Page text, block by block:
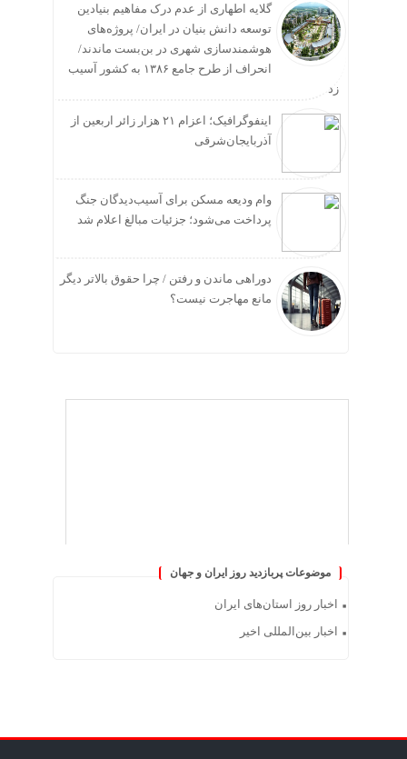
گلایه اطهاری از عدم درک مفاهیم بنیادین
توسعه دانش بنیان در ایران/ پروژه‌های
هوشمندسازی شهری در بن‌بست ماندند/
انحراف از طرح جامع ۱۳۸۶ به کشور آسیب
زد
اینفوگرافیک؛ اعزام ۲۱ هزار زائر اربعین از
آذربایجان‌شرقی
وام ودیعه مسکن برای آسیب‌دیدگان جنگ
پرداخت می‌شود؛ جزئیات مبالغ اعلام شد
دوراهی ماندن و رفتن / چرا حقوق بالاتر دیگر
مانع مهاجرت نیست؟
موضوعات پربازدید روز ایران و جهان
اخبار روز استان‌های ایران
اخبار بین‌المللی اخیر